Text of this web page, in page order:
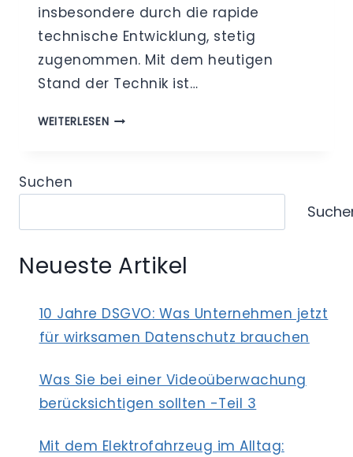
insbesondere durch die rapide
technische Entwicklung, stetig
zugenommen. Mit dem heutigen
Stand der Technik ist…
WEITERLESENVIDEOÜBERWACHUNG
DEN
IM
BEHALTEN
Suchen
Neueste Artikel
10 Jahre DSGVO: Was Unternehmen jetzt
für wirksamen Datenschutz brauchen
Was Sie bei einer Videoüberwachung
berücksichtigen sollten -Teil 3
Mit dem Elektrofahrzeug im Alltag: